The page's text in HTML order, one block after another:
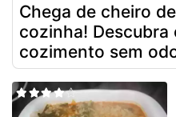
Chega de cheiro
cozinha! Descubra
cozimento sem